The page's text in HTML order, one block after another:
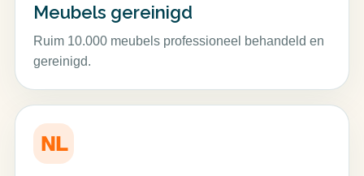
Meubels gereinigd
Ruim 10.000 meubels professioneel behandeld en
gereinigd.
NL